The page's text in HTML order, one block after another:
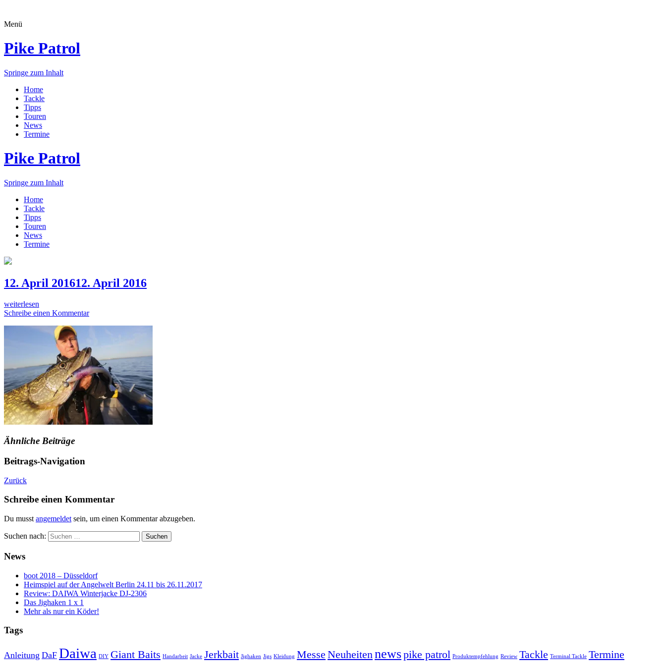
Menü
Pike Patrol
Springe zum Inhalt
Home
Tackle
Tipps
Touren
News
Termine
Pike Patrol
Springe zum Inhalt
Home
Tackle
Tipps
Touren
News
Termine
12. April 201612. April 2016
weiterlesen
Schreibe einen Kommentar
Ähnliche Beiträge
Beitrags-Navigation
Zurück
Schreibe einen Kommentar
Du musst angemeldet sein, um einen Kommentar abzugeben.
Suchen nach:
News
boot 2018 – Düsseldorf
Heimspiel auf der Angelwelt Berlin 24.11 bis 26.11.2017
Review: DAIWA Winterjacke DJ-2306
Das Jighaken 1 x 1
Mehr als nur ein Köder!
Tags
Anleitung DaF Daiwa DIY Giant Baits Handarbeit Jacke Jerkbait Jighaken Jigs Kleidung Messe Neuheitennewspike patrol Produktempfehlung Review Tackle Terminal Tackle Termine